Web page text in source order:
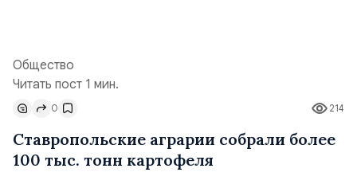
Общество
Читать пост 1 мин.
214
0
Ставропольские аграрии собрали более
100 тыс. тонн картофеля